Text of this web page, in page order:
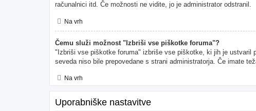
računalnici itd. Če možnosti ne vidite, jo je administrator odstranil.
Na vrh
Čemu služi možnost "Izbriši vse piškotke foruma"?
"Izbriši vse piškotke foruma" izbriše vse piškotke, ki jih je ustvaril
seveda niso bile prepovedane s strani administratorja. Če imate
Na vrh
Uporabniške nastavitve